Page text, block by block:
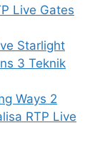
Live Gates
Starlight
3 Teknik
Ways 2
RTP Live